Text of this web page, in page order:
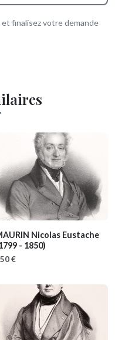
finalisez votre demande
Nicolas Eustache
- 1850)
€